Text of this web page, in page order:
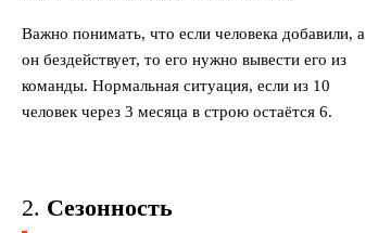
Важно понимать, что если человека добавили, а
он бездействует, то его нужно вывести его из
команды. Нормальная ситуация, если из 10
человек через 3 месяца в строю остаётся 6.
2. Сезонность